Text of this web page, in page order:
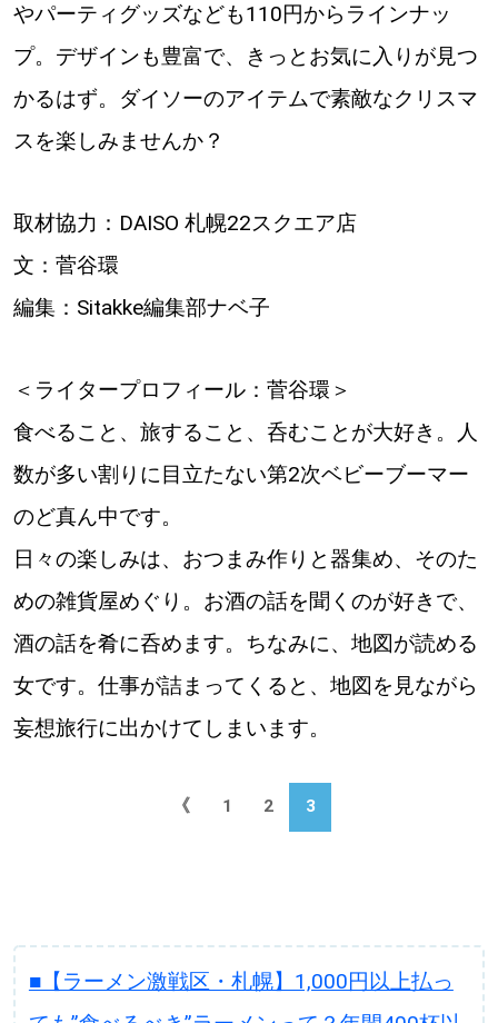
やパーティグッズなども110円からラインナッ
プ。デザインも豊富で、きっとお気に入りが見つ
かるはず。ダイソーのアイテムで素敵なクリスマ
スを楽しみませんか？
取材協力：DAISO 札幌22スクエア店
文：菅谷環
編集：Sitakke編集部ナベ子
＜ライタープロフィール：菅谷環＞
食べること、旅すること、呑むことが大好き。人
数が多い割りに目立たない第2次ベビーブーマー
のど真ん中です。
日々の楽しみは、おつまみ作りと器集め、そのた
めの雑貨屋めぐり。お酒の話を聞くのが好きで、
酒の話を肴に呑めます。ちなみに、地図が読める
女です。仕事が詰まってくると、地図を見ながら
妄想旅行に出かけてしまいます。
《 1 2 3
■【ラーメン激戦区・札幌】1,000円以上払っ